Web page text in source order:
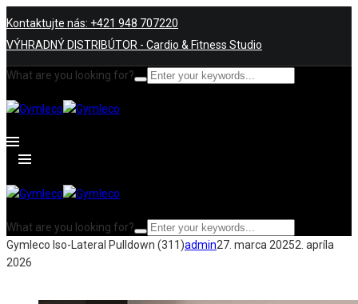
Kontaktujte nás: +421 948 707220
VÝHRADNÝ DISTRIBÚTOR - Cardio & Fitness Studio
What are you looking for?
What are you looking for?
Gymleco Iso-Lateral Pulldown (311)admin27. marca 20252. apríla
2026